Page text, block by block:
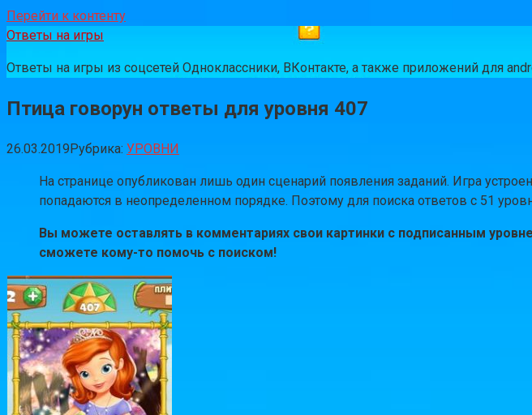
Перейти к контенту
Ответы на игры
Ответы на игры из соцсетей Одноклассники, ВКонтакте, а также приложений для
Птица говорун ответы для уровня 407
26.03.2019Рубрика: УРОВНИ
На странице опубликован лишь один сценарий появления заданий. Игра
попадаются в неопределенном порядке. Поэтому для поиска ответов с 51
Вы можете оставлять в комментариях свои картинки с подписанным
сможете кому-то помочь с поиском!